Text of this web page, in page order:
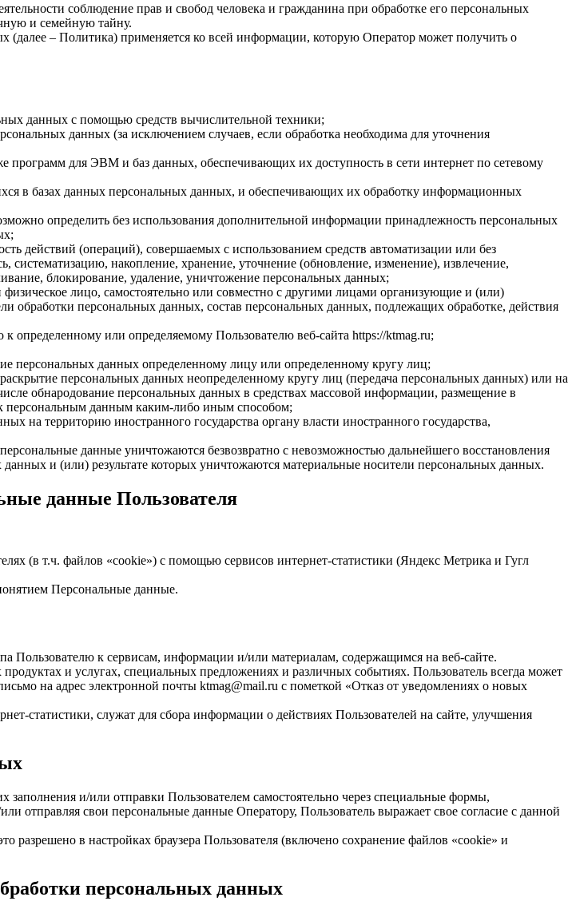
соблюдение прав и свобод человека и гражданина при обработке его персональных
и семейную тайну.
– Политика) применяется ко всей информации, которую Оператор может получить о
данных с помощью средств вычислительной техники;
данных (за исключением случаев, если обработка необходима для уточнения
программ для ЭВМ и баз данных, обеспечивающих их доступность в сети интернет по сетевому
в базах данных персональных данных, и обеспечивающих их обработку информационных
определить без использования дополнительной информации принадлежность персональных
действий (операций), совершаемых с использованием средств автоматизации или без
систематизацию, накопление, хранение, уточнение (обновление, изменение), извлечение,
блокирование, удаление, уничтожение персональных данных;
лицо, самостоятельно или совместно с другими лицами организующие и (или)
обработки персональных данных, состав персональных данных, подлежащих обработке, действия
или определяемому Пользователю веб-сайта https://ktmag.ru;
персональных данных определенному лицу или определенному кругу лиц;
персональных данных неопределенному кругу лиц (передача персональных данных) или на
обнародование персональных данных в средствах массовой информации, размещение в
персональным данным каким-либо иным способом;
на территорию иностранного государства органу власти иностранного государства,
данные уничтожаются безвозвратно с невозможностью дальнейшего восстановления
и (или) результате которых уничтожаются материальные носители персональных данных.
данные Пользователя
(в т.ч. файлов «cookie») с помощью сервисов интернет-статистики (Яндекс Метрика и Гугл
Персональные данные.
Пользователю к сервисам, информации и/или материалам, содержащимся на веб-сайте.
и услугах, специальных предложениях и различных событиях. Пользователь всегда может
на адрес электронной почты ktmag@mail.ru с пометкой «Отказ от уведомлениях о новых
статистики, служат для сбора информации о действиях Пользователей на сайте, улучшения
заполнения и/или отправки Пользователем самостоятельно через специальные формы,
отправляя свои персональные данные Оператору, Пользователь выражает свое согласие с данной
разрешено в настройках браузера Пользователя (включено сохранение файлов «cookie» и
персональных данных